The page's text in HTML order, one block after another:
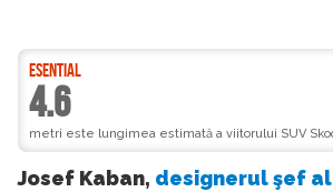
ESENTIAL
4.6
metri este lungimea estimată a viitorului SUV
Josef Kaban, designerul şef